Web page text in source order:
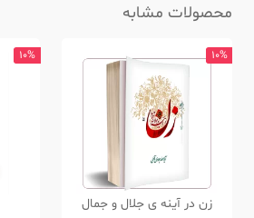
محصولات مشابه
10%
زن در آینه ی جلال و جمال
10%